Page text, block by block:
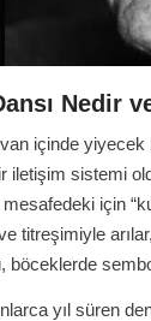
Nedir
içinde
iletişim sistemi
için
titreşimiyle
böceklerde
yıl süren